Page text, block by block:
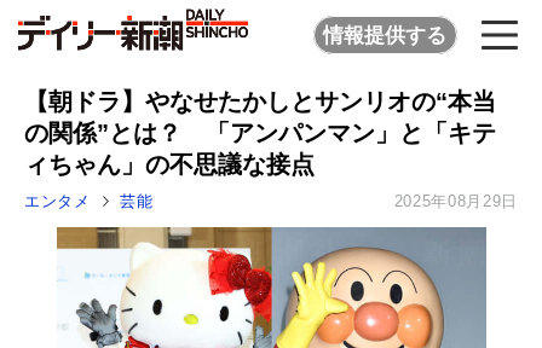
情報提供する
【朝ドラ】やなせたかしとサンリオの“本当
の関係”とは？ 「アンパンマン」と「キテ
ィちゃん」の不思議な接点
エンタメ 芸能 2025年08月29日